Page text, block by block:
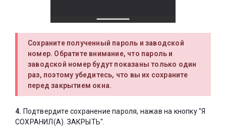
Сохраните полученный пароль и заводской
номер. Обратите внимание, что пароль и
заводской номер будут показаны только один
раз, поэтому убедитесь, что вы их сохраните
перед закрытием окна.
4. Подтвердите сохранение пароля, нажав на кнопку "Я
СОХРАНИЛ(А). ЗАКРЫТЬ".